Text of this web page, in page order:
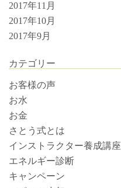
2017年11月
2017年10月
2017年9月
カテゴリー
お客様の声
お水
お金
さとう式とは
インストラクター養成講座
エネルギー診断
キャンペーン